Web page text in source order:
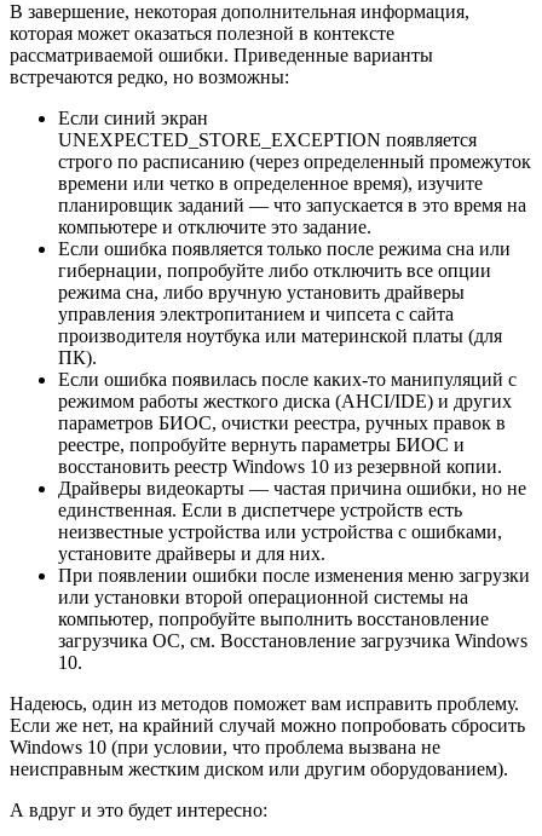
В завершение, некоторая дополнительная информация,
которая может оказаться полезной в контексте
рассматриваемой ошибки. Приведенные варианты
встречаются редко, но возможны:
Если синий экран
UNEXPECTED_STORE_EXCEPTION появляется
строго по расписанию (через определенный промежуток
времени или четко в определенное время), изучите
планировщик заданий — что запускается в это время на
компьютере и отключите это задание.
Если ошибка появляется только после режима сна или
гибернации, попробуйте либо отключить все опции
режима сна, либо вручную установить драйверы
управления электропитанием и чипсета с сайта
производителя ноутбука или материнской платы (для
ПК).
Если ошибка появилась после каких-то манипуляций с
режимом работы жесткого диска (AHCI/IDE) и других
параметров БИОС, очистки реестра, ручных правок в
реестре, попробуйте вернуть параметры БИОС и
восстановить реестр Windows 10 из резервной копии.
Драйверы видеокарты — частая причина ошибки, но не
единственная. Если в диспетчере устройств есть
неизвестные устройства или устройства с ошибками,
установите драйверы и для них.
При появлении ошибки после изменения меню загрузки
или установки второй операционной системы на
компьютер, попробуйте выполнить восстановление
загрузчика ОС, см. Восстановление загрузчика Windows
10.
Надеюсь, один из методов поможет вам исправить проблему.
Если же нет, на крайний случай можно попробовать сбросить
Windows 10 (при условии, что проблема вызвана не
неисправным жестким диском или другим оборудованием).
А вдруг и это будет интересно: